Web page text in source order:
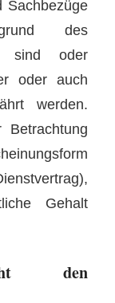
Sachbezüge
des
sind oder
oder auch
werden.
Betrachtung
Gehalt
den